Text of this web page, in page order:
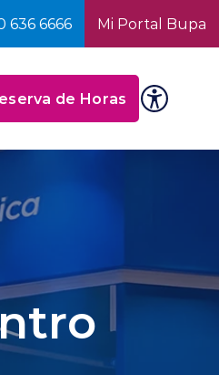
636 6666 Mi Portal Bupa
de Horas